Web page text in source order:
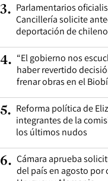
3. Parlamentarios
Cancillería solicite
deportación de chileno
4. “El gobierno nos
haber revertido
frenar obras en el
5. Reforma política de
integrantes de la
los últimos nudos
6. Cámara aprueba
del país en agosto por